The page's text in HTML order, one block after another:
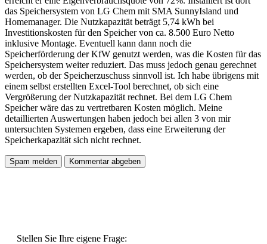
das Speichersystem von LG Chem mit SMA SunnyIsland und
Homemanager. Die Nutzkapazität beträgt 5,74 kWh bei
Investitionskosten für den Speicher von ca. 8.500 Euro Netto
inklusive Montage. Eventuell kann dann noch die
Speicherförderung der KfW genutzt werden, was die Kosten für das
Speichersystem weiter reduziert. Das muss jedoch genau gerechnet
werden, ob der Speicherzuschuss sinnvoll ist. Ich habe übrigens mit
einem selbst erstellten Excel-Tool berechnet, ob sich eine
Vergrößerung der Nutzkapazität rechnet. Bei dem LG Chem
Speicher wäre das zu vertretbaren Kosten möglich. Meine
detaillierten Auswertungen haben jedoch bei allen 3 von mir
untersuchten Systemen ergeben, dass eine Erweiterung der
Speicherkapazität sich nicht rechnet.
Stellen Sie Ihre eigene Frage: